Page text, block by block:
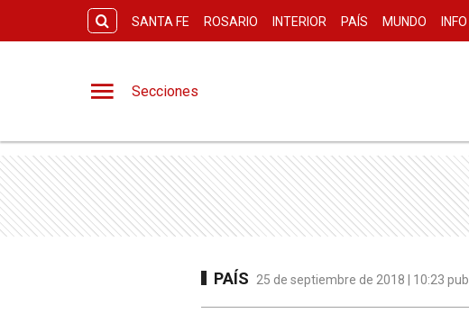
SANTA FE ROSARIO INTERIOR PAÍS MUNDO
Secciones
PAÍS 25 de septiembre de 2018 | 10:23